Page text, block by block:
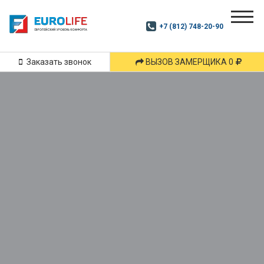
+7 (812) 748-20-90
Заказать звонок ВЫЗОВ ЗАМЕРЩИКА 0
Почитай
подпишись
Дзен